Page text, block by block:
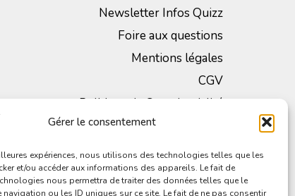
Gérer le consentement
expériences, nous utilisons des technologies telles que les
et/ou accéder aux informations des appareils. Le fait de
nous permettra de traiter des données telles que le
ou les ID uniques sur ce site. Le fait de ne pas consentir
Newsletter Infos Quizz
Foire aux questions
Mentions légales
CGV
Politique de Confidentialité